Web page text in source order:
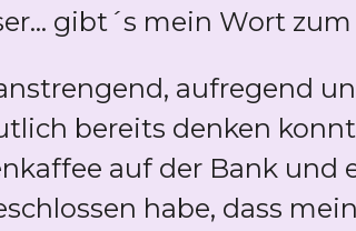
gibt´s mein Wort
aufregend
bereits denken
auf der Bank und
habe, dass